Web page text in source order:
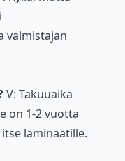
valmistajan
V: Takuuaika
on 1-2 vuotta
laminaatille.